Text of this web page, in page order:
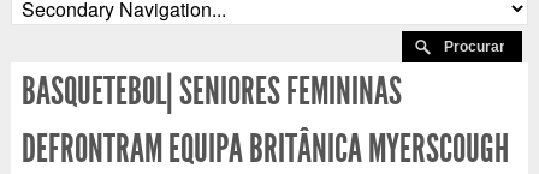
BASQUETEBOL| SENIORES FEMININAS
DEFRONTRAM EQUIPA BRITÂNICA MYERSCOUGH